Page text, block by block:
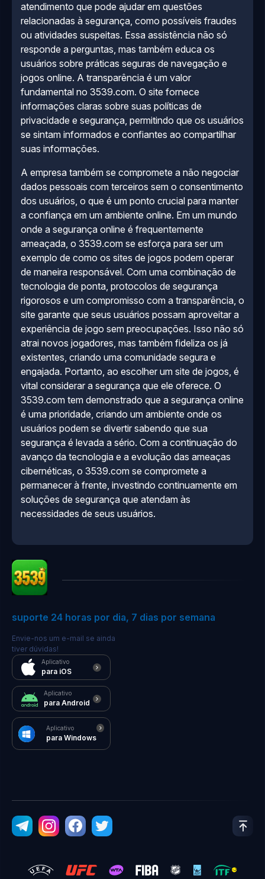
atendimento que pode ajudar em questões
relacionadas à segurança, como possíveis fraudes
ou atividades suspeitas. Essa assistência não só
responde a perguntas, mas também educa os
usuários sobre práticas seguras de navegação e
jogos online. A transparência é um valor
fundamental no 3539.com. O site fornece
informações claras sobre suas políticas de
privacidade e segurança, permitindo que os usuários
se sintam informados e confiantes ao compartilhar
suas informações.
A empresa também se compromete a não negociar
dados pessoais com terceiros sem o consentimento
dos usuários, o que é um ponto crucial para manter
a confiança em um ambiente online. Em um mundo
onde a segurança online é frequentemente
ameaçada, o 3539.com se esforça para ser um
exemplo de como os sites de jogos podem operar
de maneira responsável. Com uma combinação de
tecnologia de ponta, protocolos de segurança
rigorosos e um compromisso com a transparência, o
site garante que seus usuários possam aproveitar a
experiência de jogo sem preocupações. Isso não só
atrai novos jogadores, mas também fideliza os já
existentes, criando uma comunidade segura e
engajada. Portanto, ao escolher um site de jogos, é
vital considerar a segurança que ele oferece. O
3539.com tem demonstrado que a segurança online
é uma prioridade, criando um ambiente onde os
usuários podem se divertir sabendo que sua
segurança é levada a sério. Com a continuação do
avanço da tecnologia e a evolução das ameaças
cibernéticas, o 3539.com se compromete a
permanecer à frente, investindo continuamente em
soluções de segurança que atendam às
necessidades de seus usuários.
suporte 24 horas por dia, 7 dias por semana
Envie-nos um e-mail se ainda
tiver dúvidas!
Aplicativo
para iOS
Aplicativo
para Android
Aplicativo
para Windows